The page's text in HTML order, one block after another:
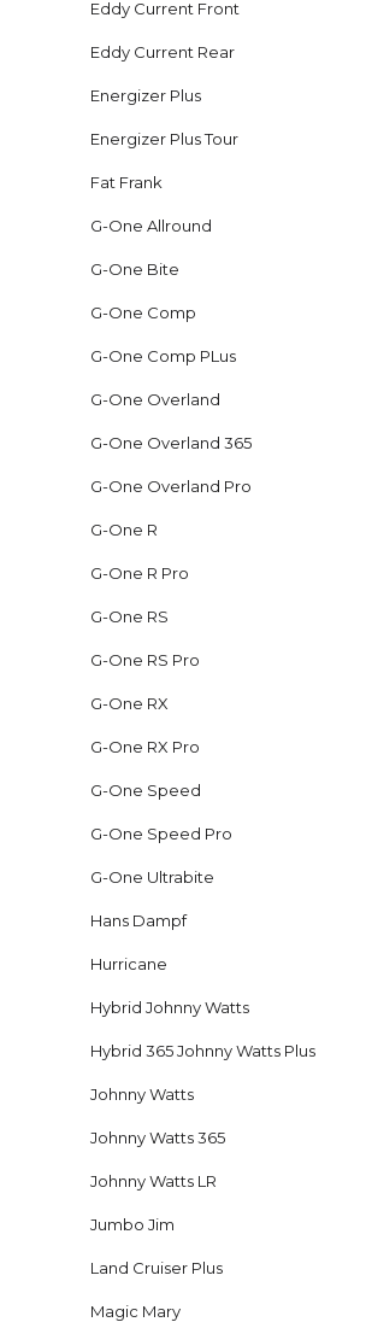
Eddy Current Front
Eddy Current Rear
Energizer Plus
Energizer Plus Tour
Fat Frank
G-One Allround
G-One Bite
G-One Comp
G-One Comp PLus
G-One Overland
G-One Overland 365
G-One Overland Pro
G-One R
G-One R Pro
G-One RS
G-One RS Pro
G-One RX
G-One RX Pro
G-One Speed
G-One Speed Pro
G-One Ultrabite
Hans Dampf
Hurricane
Hybrid Johnny Watts
Hybrid 365 Johnny Watts Plus
Johnny Watts
Johnny Watts 365
Johnny Watts LR
Jumbo Jim
Land Cruiser Plus
Magic Mary